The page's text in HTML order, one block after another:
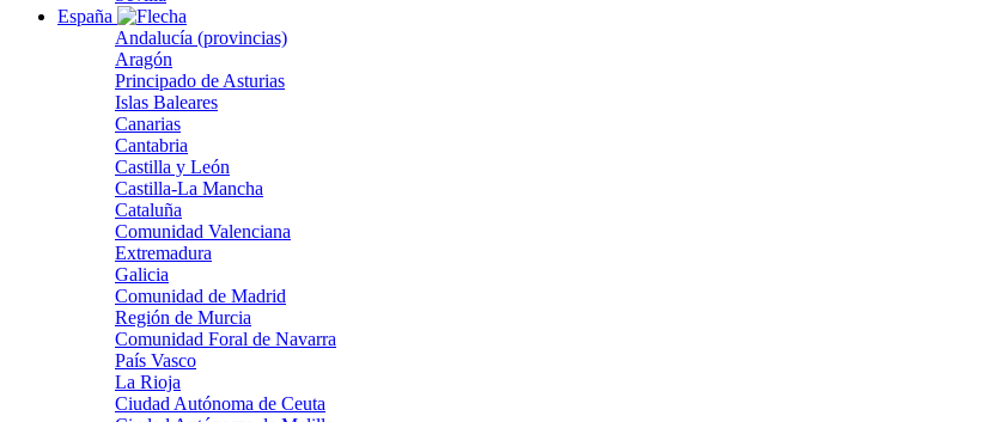
España
Andalucía (provincias)
Aragón
Principado de Asturias
Islas Baleares
Canarias
Cantabria
Castilla y León
Castilla-La Mancha
Cataluña
Comunidad Valenciana
Extremadura
Galicia
Comunidad de Madrid
Región de Murcia
Comunidad Foral de Navarra
País Vasco
La Rioja
Ciudad Autónoma de Ceuta